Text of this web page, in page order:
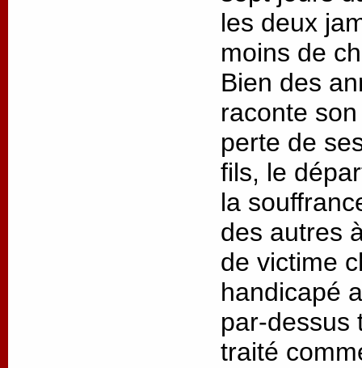
les deux
moins de
Bien des
raconte
perte de
fils, le
la
des autres
de victime
handicapé
par-dessus
traité